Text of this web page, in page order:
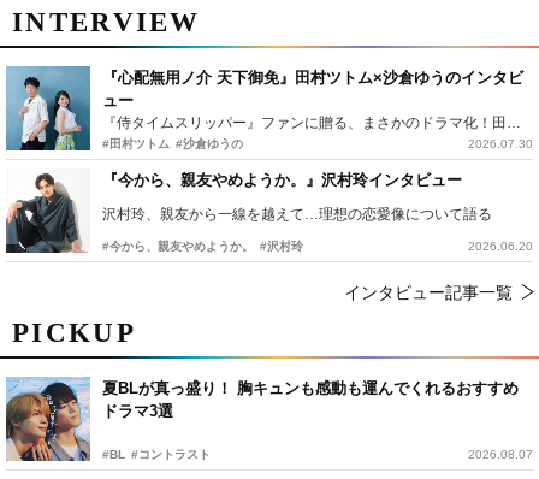
PICKUP
夏BLが真っ盛り！ 胸キュンも感動も運んでくれるおすすめ
ドラマ3選
#BL #コントラスト 2026.08.07
INTERVIEW
『心配無用ノ介 天下御免』田村ツトム×沙倉ゆうのインタビ
ュー
『侍タイムスリッパー』ファンに贈る、まさかのドラマ化！田村ツトム×沙倉ゆうのが語る『心配無用ノ介』撮影秘話
#田村ツトム #沙倉ゆうの 2026.07.30
『今から、親友やめようか。』沢村玲インタビュー
沢村玲、親友から一線を越えて…理想の恋愛像について語る
#今から、親友やめようか。 #沢村玲 2026.06.20
インタビュー記事一覧